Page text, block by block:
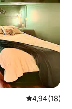
4,94 av 5 i
4,94 (18)